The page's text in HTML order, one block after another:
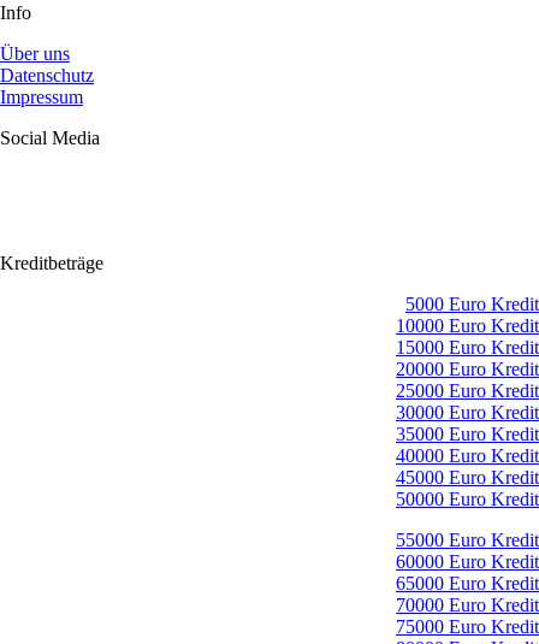
Info
Über uns
Datenschutz
Impressum
Social Media
Kreditbeträge
5000 Euro Kredit
10000 Euro Kredit
15000 Euro Kredit
20000 Euro Kredit
25000 Euro Kredit
30000 Euro Kredit
35000 Euro Kredit
40000 Euro Kredit
45000 Euro Kredit
50000 Euro Kredit
55000 Euro Kredit
60000 Euro Kredit
65000 Euro Kredit
70000 Euro Kredit
75000 Euro Kredit